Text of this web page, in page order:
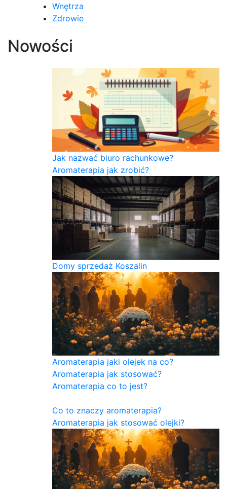
Wnętrza
Zdrowie
Nowości
Jak nazwać biuro rachunkowe?
Aromaterapia jak zrobić?
Domy sprzedaż Koszalin
Aromaterapia jaki olejek na co?
Aromaterapia jak stosować?
Aromaterapia co to jest?
Co to znaczy aromaterapia?
Aromaterapia jak stosować olejki?